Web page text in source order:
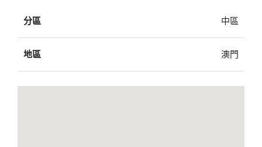
分區 中區
地區 澳門